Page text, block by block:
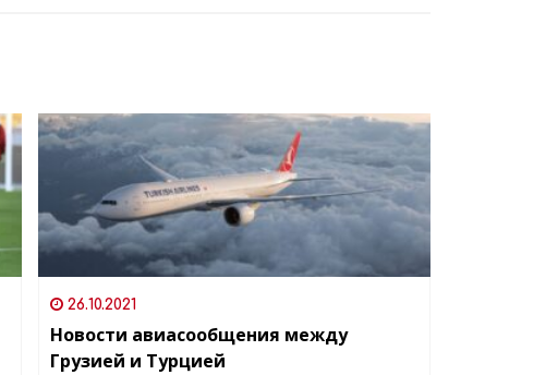
26.10.2021
Новости авиасообщения между
Грузией и Турцией